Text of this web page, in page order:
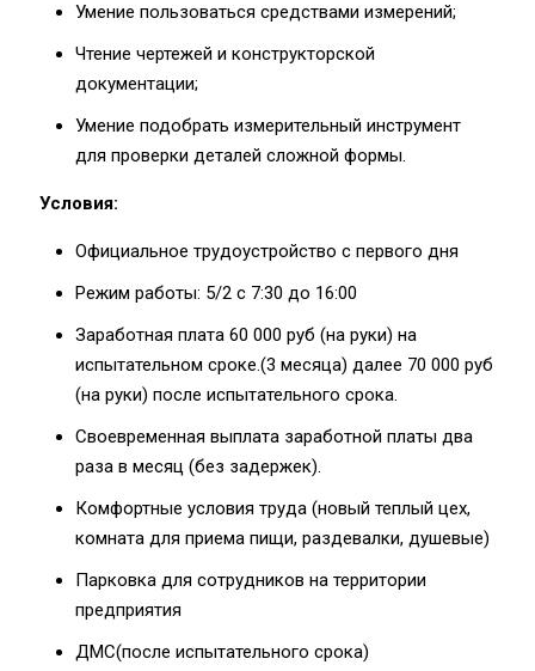
Умение пользоваться средствами измерений;
Чтение чертежей и конструкторской
документации;
Умение подобрать измерительный инструмент
для проверки деталей сложной формы.
Условия:
Официальное трудоустройство с первого дня
Режим работы: 5/2 с 7:30 до 16:00
Заработная плата 60 000 руб (на руки) на
испытательном сроке.(3 месяца) далее 70 000 руб
(на руки) после испытательного срока.
Своевременная выплата заработной платы два
раза в месяц (без задержек).
Комфортные условия труда (новый теплый цех,
комната для приема пищи, раздевалки, душевые)
Парковка для сотрудников на территории
предприятия
ДМС(после испытательного срока)